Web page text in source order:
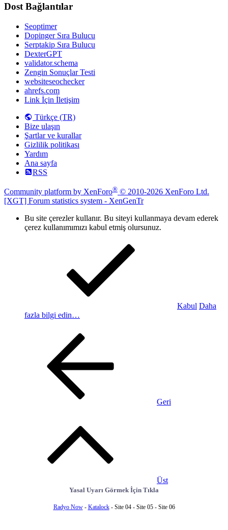
Dost Bağlantılar
Seoptimer
Dopinger Sıra Bulucu
Serptakip Sıra Bulucu
DexterGPT
validator.schema
Zengin Sonuçlar Testi
websiteseochecker
ahrefs.com
Link İçin İletişim
Türkçe (TR)
Bize ulaşın
Şartlar ve kurallar
Gizlilik politikası
Yardım
Ana sayfa
RSS
Community platform by XenForo® © 2010-2026 XenForo Ltd.
[XGT] Forum statistics system - XenGenTr
Bu site çerezler kullanır. Bu siteyi kullanmaya devam ederek
çerez kullanımımızı kabul etmiş olursunuz.
Kabul Daha
fazla bilgi edin…
Geri
Üst
Yasal Uyarı Görmek İçin Tıkla
Radyo Now- Katalock- Site 04 - Site 05 - Site 06